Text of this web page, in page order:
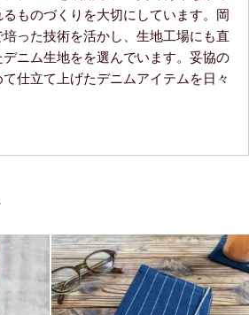
ものづくりを大切にしています。岡
った技術を活かし、生地工場にも直
ニム生地をを選んでいます。妥協の
仕立て上げたデニムアイテムを日々